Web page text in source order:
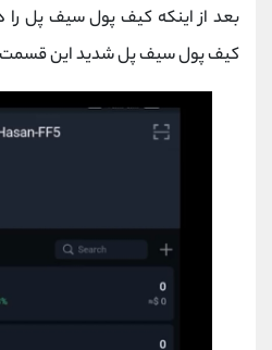
بعد از اینکه کیف پول سیف پل را
کیف پول سیف پل شدید این قسمت